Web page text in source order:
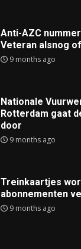
Anti-AZC
Veteran alsnog
9 months ago
Nationale
Rotterdam gaat
door
9 months ago
Treinkaartjes
abonnementen
9 months ago